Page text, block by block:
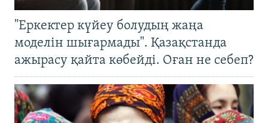
"Еркектер күйеу болудың жаңа
моделін шығармады". Қазақстанда
ажырасу қайта көбейді. Оған не себеп?